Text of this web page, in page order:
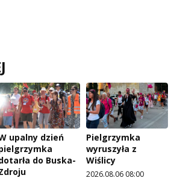
upalny dzień
do Buska-
Pielgrzymka
wyruszyła z
Wiślicy
2026.08.06 08:00